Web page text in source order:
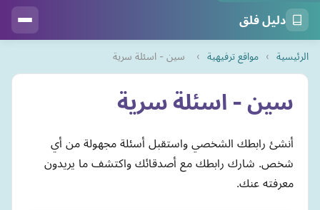
دليل فلق
الرئيسية › مواقع ترفيهية › سين - اسئلة سرية
سين - اسئلة سرية
أنشئ رابطك الشخصي واستقبل أسئلة مجهولة من أي
شخص. شارك رابطك مع أصدقائك واكتشف ما يريدون
معرفته عنك.